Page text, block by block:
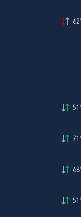
62'
51'
71'
68'
51'